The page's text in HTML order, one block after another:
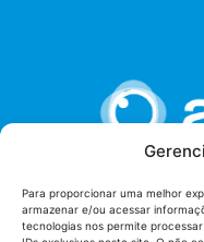
Para proporcionar uma melhor
armazenar e/ou acessar
tecnologias nos permite
União dos Auditores